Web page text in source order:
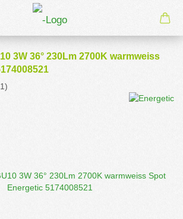
3W 36° 230Lm 2700K warmweiss
)